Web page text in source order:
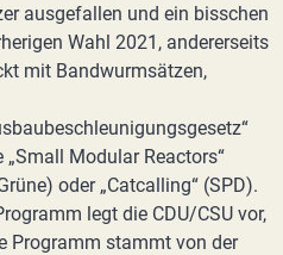
ausgefallen und ein bisschen
Wahl 2021, andererseits
mit Bandwurmsätzen,
Modular Reactors“
oder „Catcalling“ (SPD).
legt die CDU/CSU vor,
Programm stammt von der